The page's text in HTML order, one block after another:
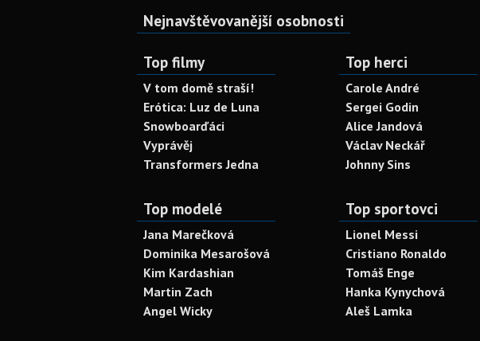
Nejnavštěvovanější osobnosti
Top filmy
V tom domě straší!
Erótica: Luz de Luna
Snowboarďáci
Vyprávěj
Transformers Jedna
Top herci
Carole André
Sergei Godin
Alice Jandová
Václav Neckář
Johnny Sins
Top modelé
Jana Marečková
Dominika Mesarošová
Kim Kardashian
Martin Zach
Angel Wicky
Top sportovci
Lionel Messi
Cristiano Ronaldo
Tomáš Enge
Hanka Kynychová
Aleš Lamka